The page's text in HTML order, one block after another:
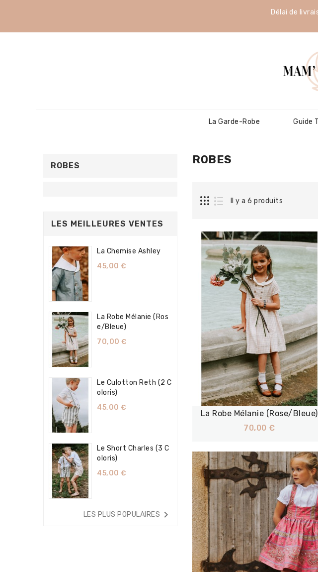
Délai de
La Garde-Robe Guide
ROBES
LES MEILLEURES VENTES
La Chemise Ashley
45,00 €
La Robe Mélanie (Ros
E/bleue)
70,00 €
Le Culotton Reth (2 C
Oloris)
45,00 €
Le Short Charles (3 C
Oloris)
45,00 €
LES PLUS POPULAIRES 
ROBES
Il y a 6 produits
La Robe Mélanie (Rose/bleue)
70,00 €